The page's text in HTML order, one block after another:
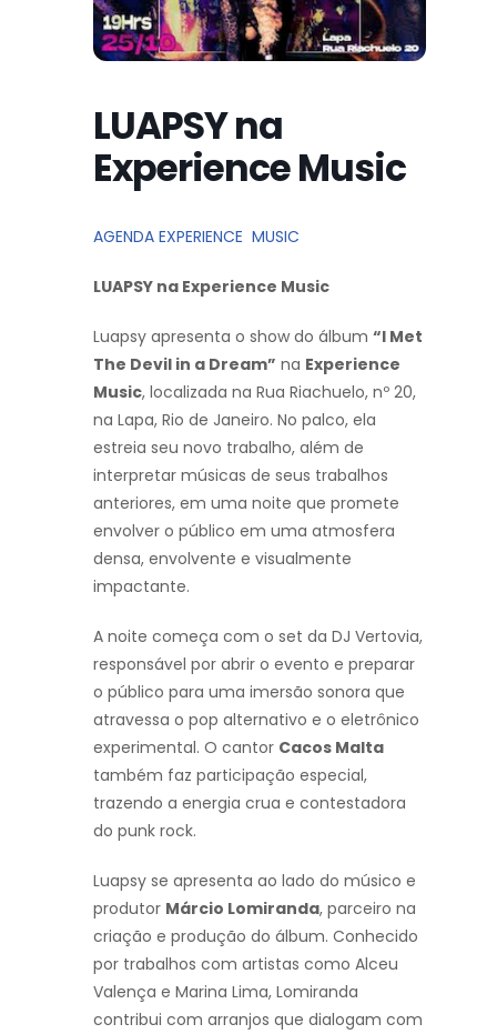
LUAPSY na
Experience Music
AGENDA EXPERIENCE MUSIC
LUAPSY na Experience Music
Luapsy apresenta o show do álbum “I Met
The Devil in a Dream” na Experience
Music, localizada na Rua Riachuelo, nº 20,
na Lapa, Rio de Janeiro. No palco, ela
estreia seu novo trabalho, além de
interpretar músicas de seus trabalhos
anteriores, em uma noite que promete
envolver o público em uma atmosfera
densa, envolvente e visualmente
impactante.
A noite começa com o set da DJ Vertovia,
responsável por abrir o evento e preparar
o público para uma imersão sonora que
atravessa o pop alternativo e o eletrônico
experimental. O cantor Cacos Malta
também faz participação especial,
trazendo a energia crua e contestadora
do punk rock.
Luapsy se apresenta ao lado do músico e
produtor Márcio Lomiranda, parceiro na
criação e produção do álbum. Conhecido
por trabalhos com artistas como Alceu
Valença e Marina Lima, Lomiranda
contribui com arranjos que dialogam com